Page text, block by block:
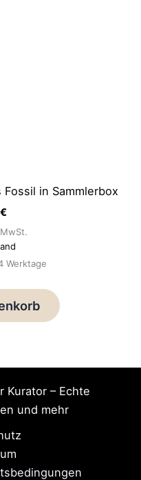
in Sammlerbox
€
Werktage
Kurator – Echte
und mehr